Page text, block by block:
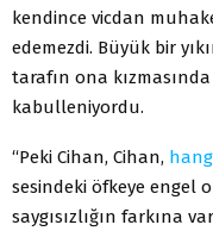
kendince vicdan
edemezdi. Büyük bir
tarafın ona
kabulleniyordu.
“Peki Cihan, Cihan,
sesindeki öfkeye engel
saygısızlığın farkına